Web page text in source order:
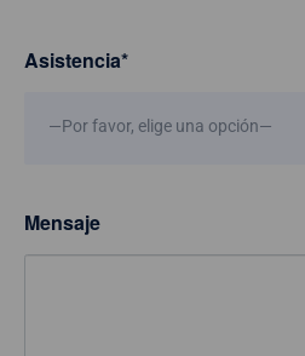
Asistencia*
—Por favor, elige una opción—
Mensaje